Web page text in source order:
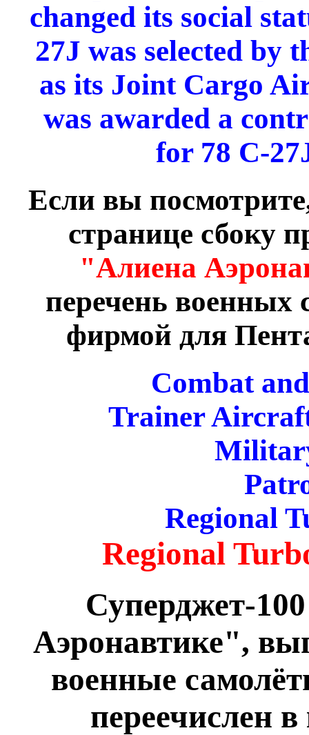
changed its social
27J was selected by
as its Joint Cargo
was awarded a
for 78 C-
Если вы
странице сбоку
"Алиена
перечень военных
фирмой для
Combat
Trainer
Regional
Regional
Суперджет-
Аэронавтике",
военные
переечислен